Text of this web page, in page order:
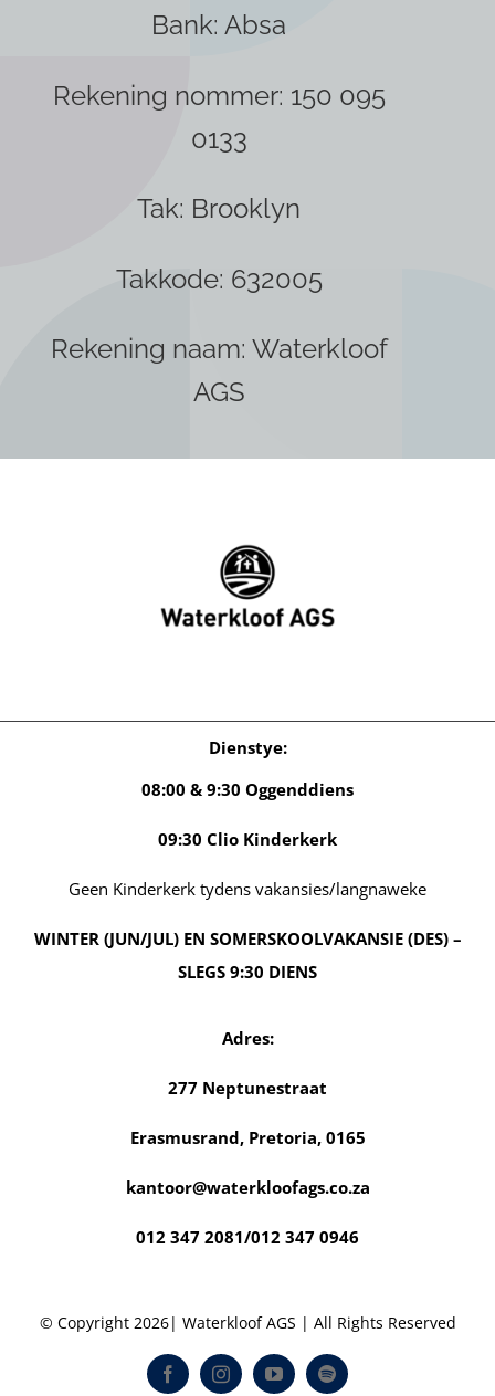
Bank: Absa
Rekening nommer: 150 095
0133
Tak: Brooklyn
Takkode: 632005
Rekening naam: Waterkloof
AGS
Dienstye:
08:00 & 9:30 Oggenddiens
09:30 Clio Kinderkerk
Geen Kinderkerk tydens vakansies/langnaweke
WINTER (JUN/JUL) EN SOMERSKOOLVAKANSIE (DES) –
SLEGS 9:30 DIENS
Adres:
277 Neptunestraat
Erasmusrand, Pretoria, 0165
kantoor@waterkloofags.co.za
012 347 2081/012 347 0946
© Copyright 2026| Waterkloof AGS | All Rights Reserved